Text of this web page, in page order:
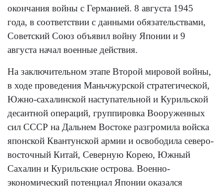
окончания войны с Германией. 8 августа 1945
года, в соответствии с данными обязательствами,
Советский Союз объявил войну Японии и 9
августа начал военные действия.
На заключительном этапе Второй мировой войны,
в ходе проведения Маньчжурской стратегической,
Южно-сахалинской наступательной и Курильской
десантной операций, группировка Вооруженных
сил СССР на Дальнем Востоке разгромила войска
японской Квантунской армии и освободила северо-
восточный Китай, Северную Корею, Южный
Сахалин и Курильские острова. Военно-
экономический потенциал Японии оказался